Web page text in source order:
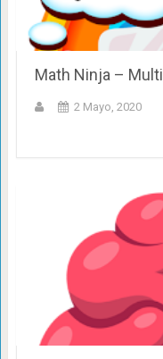
Math Ninja –
2 Mayo, 2020